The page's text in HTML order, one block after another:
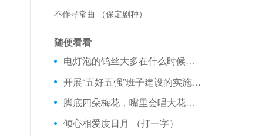
不作寻常曲 （保定剧种）
随便看看
电灯泡的钨丝大多在什么时候容易断掉？
开展“五好五强”班子建设的实施方案 【活动方案】
脚底四朵梅花，嘴里会唱大花，见了生人就咬，见熟人摇尾巴。 （打一动物）
倾心相爱度日月 （打一字）